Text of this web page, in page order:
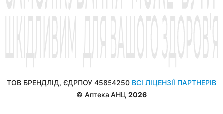
ТОВ БРЕНДЛІД, ЄДРПОУ 45854250 ВСІ ЛІЦЕНЗІЇ ПАРТНЕРІВ
© Аптека АНЦ 2026